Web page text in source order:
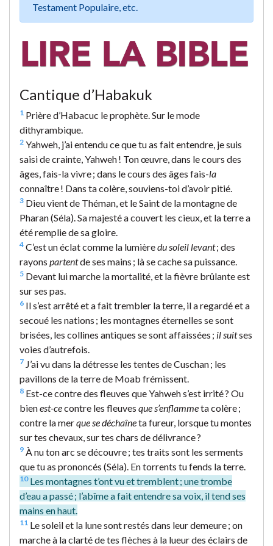
Testament Populaire, etc.
Cantique d’Habakuk
1 Prière d’Habacuc le prophète. Sur le mode
dithyrambique.
2 Yahweh, j’ai entendu ce que tu as fait entendre, je suis
saisi de crainte, Yahweh ! Ton œuvre, dans le cours des
âges, fais-la vivre ; dans le cours des âges fais-la
connaître ! Dans ta colère, souviens-toi d’avoir pitié.
3 Dieu vient de Théman, et le Saint de la montagne de
Pharan (Séla). Sa majesté a couvert les cieux, et la terre a
été remplie de sa gloire.
4 C’est un éclat comme la lumièredu soleil levant; des
rayons partentde ses mains ; là se cache sa puissance.
5 Devant lui marche la mortalité, et la fièvre brûlante est
sur ses pas.
6 Il s’est arrêté et a fait trembler la terre, il a regardé et a
secoué les nations ; les montagnes éternelles se sont
brisées, les collines antiques se sont affaissées ; il suitses
voies d’autrefois.
7 J’ai vu dans la détresse les tentes de Cuschan ; les
pavillons de la terre de Moab frémissent.
8 Est-ce contre des fleuves que Yahweh s’est irrité ? Ou
bienest-cecontre les fleuves que s’enflammeta colère ;
contre la merque se déchaîneta fureur, lorsque tu montes
sur tes chevaux, sur tes chars de délivrance ?
9 À nu ton arc se découvre ; tes traits sont les serments
que tu as prononcés (Séla). En torrents tu fends la terre.
10Les montagnes t’ont vu et tremblent ; une trombe
d’eau a passé ; l’abîme a fait entendre sa voix, il tend ses
mains en haut.
11 Le soleil et la lune sont restés dans leur demeure ; on
marche à la clarté de tes flèches à la lueur des éclairs de